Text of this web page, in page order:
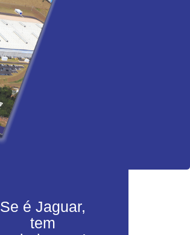
Se é Jaguar,
tem